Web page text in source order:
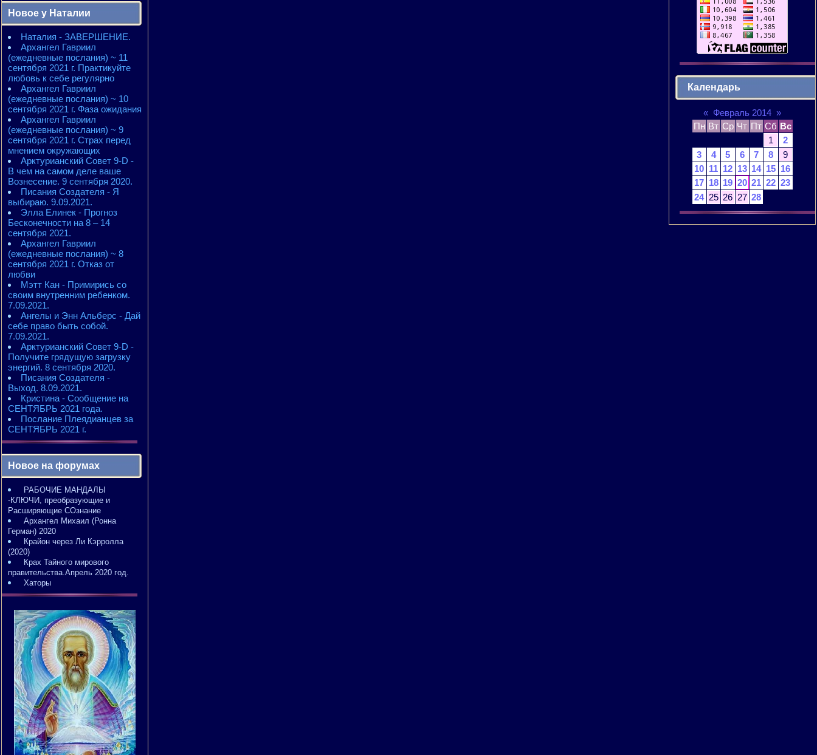
2010 - энергии месяцев
2010 - ЭНЕРГИИ года
2011 - энергии месяцев
2011 - ЭНЕРГИИ года
2012 - энергии месяцев
2012 - ЭНЕРГИИ года
2013 - энергии месяцев
2013 - ЭНЕРГИИ года
2014 - энергии месяцев
2014 - ЭНЕРГИИ года
2015 - энергии месяцев
2015 - ЭНЕРГИИ года
Новое у Наталии
Наталия - ЗАВЕРШЕНИЕ.
Архангел Гавриил
(ежедневные послания) ~ 11
сентября 2021 г. Практикуйте
любовь к себе регулярно
Архангел Гавриил
(ежедневные послания) ~ 10
сентября 2021 г. Фаза ожидания
Архангел Гавриил
(ежедневные послания) ~ 9
сентября 2021 г. Страх перед
мнением окружающих
Арктурианский Совет 9-D -
В чем на самом деле ваше
Вознесение. 9 сентября 2020.
Писания Создателя - Я
выбираю. 9.09.2021.
Элла Елинек - Прогноз
Бесконечности на 8 – 14
сентября 2021.
Архангел Гавриил
(ежедневные послания) ~ 8
сентября 2021 г. Отказ от
любви
Мэтт Кан - Примирись со
своим внутренним ребенком.
7.09.2021.
Ангелы и Энн Альберс - Дай
себе право быть собой.
7.09.2021.
Арктурианский Совет 9-D -
Получите грядущую загрузку
энергий. 8 сентября 2020.
Писания Создателя -
Выход. 8.09.2021.
Кристина - Сообщение на
СЕНТЯБРЬ 2021 года.
Послание Плеядианцев за
СЕНТЯБРЬ 2021 г.
Новое на форумах
РАБОЧИЕ МАНДАЛЫ
-КЛЮЧИ, преобразующие и
Расширяющие СОзнание
Архангел Михаил (Ронна
Герман) 2020
Крайон через Ли Кэрролла
(2020)
Крах Тайного мирового
правительства.Апрель 2020 год.
Хаторы
Календарь
« Февраль 2014 »
Пн Вт Ср Чт Пт Сб Вс
1
2
3
4 5 6 7 8
9
10 11 12 13 14 15 16
17 18 19 20 21 22 23
24 25 26 27 28